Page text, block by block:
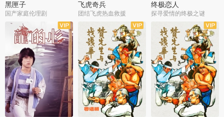
黑匣子
国产家庭伦理剧
飞虎奇兵
团结飞虎热血救援
终极恋人
探寻爱情的终极之谜